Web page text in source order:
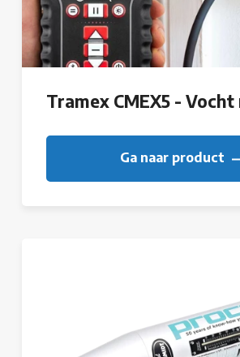
Tramex CMEX5 -
Ga naar product